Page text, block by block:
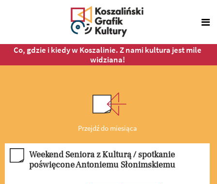
Co, gdzie i kiedy w Koszalinie. Z nami kultura jest mile
widziana!
Przejdź do miesiąca
Weekend Seniora z Kulturą / spotkanie
poświęcone Antoniemu Słonimskiemu